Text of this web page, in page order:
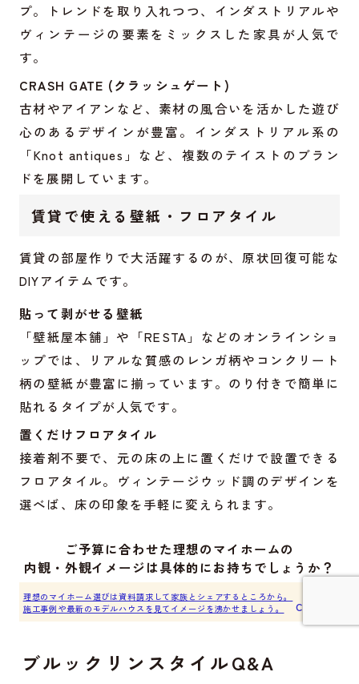
プ。トレンドを取り入れつつ、インダストリアルや
ヴィンテージの要素をミックスした家具が人気で
す。
CRASH GATE (クラッシュゲート)
古材やアイアンなど、素材の風合いを活かした遊び
心のあるデザインが豊富。インダストリアル系の
「Knot antiques」など、複数のテイストのブラン
ドを展開しています。
賃貸で使える壁紙・フロアタイル
賃貸の部屋作りで大活躍するのが、原状回復可能な
DIYアイテムです。
貼って剥がせる壁紙
「壁紙屋本舗」や「RESTA」などのオンラインショ
ップでは、リアルな質感のレンガ柄やコンクリート
柄の壁紙が豊富に揃っています。のり付きで簡単に
貼れるタイプが人気です。
置くだけフロアタイル
接着剤不要で、元の床の上に置くだけで設置できる
フロアタイル。ヴィンテージウッド調のデザインを
選べば、床の印象を手軽に変えられます。
ご予算に合わせた理想のマイホームの
内観・外観イメージは具体的にお持ちでしょうか？
理想のマイホーム選びは資料請求して家族とシェアするところから。
施工事例や最新のモデルハウスを見てイメージを沸かせましょう。
Click ▶︎
ブルックリンスタイルQ&A